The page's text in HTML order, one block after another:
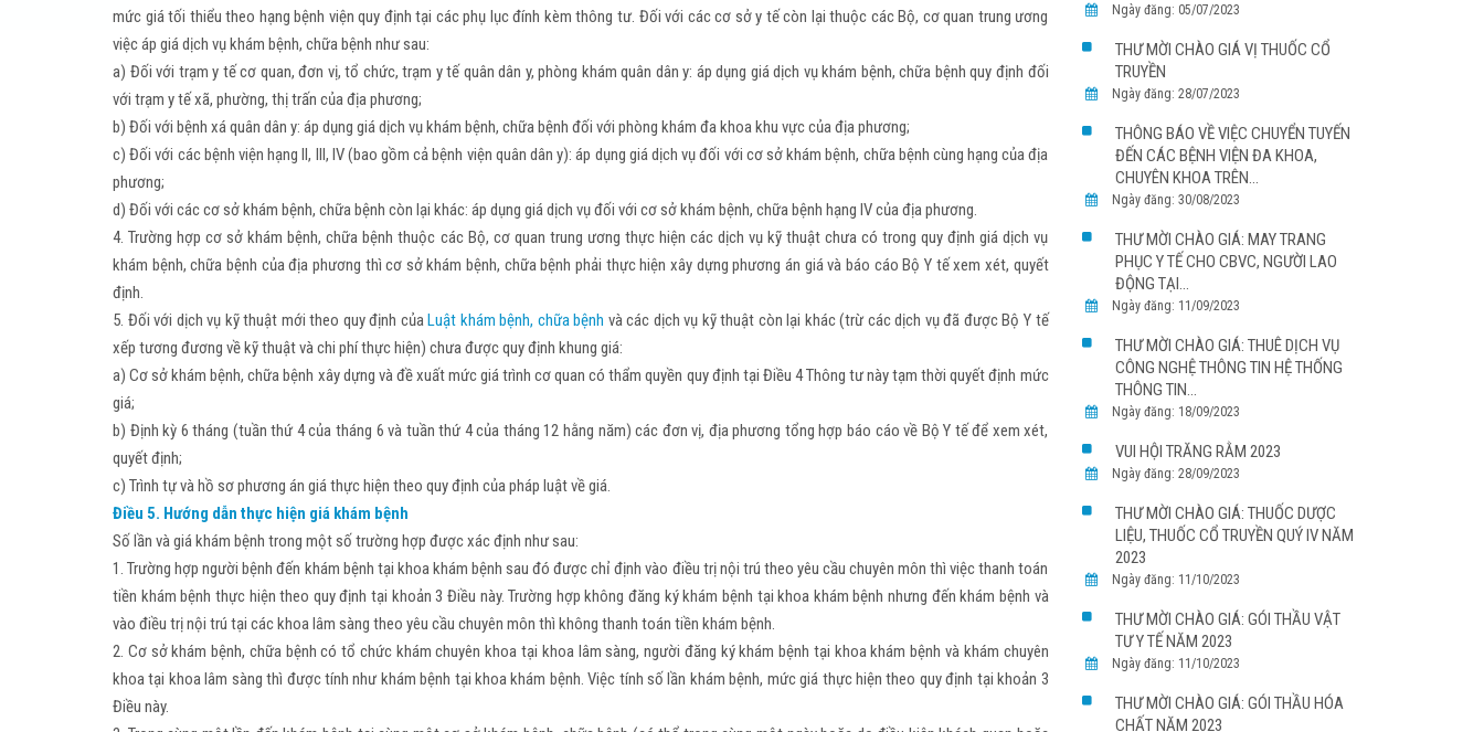
mức giá tối thiểu theo hạng bệnh viện quy định tại các phụ lục đính kèm thông tư. Đối với các cơ sở y tế còn lại thuộc các Bộ, cơ quan trung ương
việc áp giá dịch vụ khám bệnh, chữa bệnh như sau:
a) Đối với trạm y tế cơ quan, đơn vị, tổ chức, trạm y tế quân dân y, phòng khám quân dân y: áp dụng giá dịch vụ khám bệnh, chữa bệnh quy định đối
với trạm y tế xã, phường, thị trấn của địa phương;
b) Đối với bệnh xá quân dân y: áp dụng giá dịch vụ khám bệnh, chữa bệnh đối với phòng khám đa khoa khu vực của địa phương;
c) Đối với các bệnh viện hạng II, III, IV (bao gồm cả bệnh viện quân dân y): áp dụng giá dịch vụ đối với cơ sở khám bệnh, chữa bệnh cùng hạng của địa
phương;
d) Đối với các cơ sở khám bệnh, chữa bệnh còn lại khác: áp dụng giá dịch vụ đối với cơ sở khám bệnh, chữa bệnh hạng IV của địa phương.
4. Trường hợp cơ sở khám bệnh, chữa bệnh thuộc các Bộ, cơ quan trung ương thực hiện các dịch vụ kỹ thuật chưa có trong quy định giá dịch vụ
khám bệnh, chữa bệnh của địa phương thì cơ sở khám bệnh, chữa bệnh phải thực hiện xây dựng phương án giá và báo cáo Bộ Y tế xem xét, quyết
định.
5. Đối với dịch vụ kỹ thuật mới theo quy định củaLuật khám bệnh, chữa bệnh và các dịch vụ kỹ thuật còn lại khác (trừ các dịch vụ đã được Bộ Y tế
xếp tương đương về kỹ thuật và chi phí thực hiện) chưa được quy định khung giá:
a) Cơ sở khám bệnh, chữa bệnh xây dựng và đề xuất mức giá trình cơ quan có thẩm quyền quy định tại Điều 4 Thông tư này tạm thời quyết định mức
giá;
b) Định kỳ 6 tháng (tuần thứ 4 của tháng 6 và tuần thứ 4 của tháng 12 hằng năm) các đơn vị, địa phương tổng hợp báo cáo về Bộ Y tế để xem xét,
quyết định;
c) Trình tự và hồ sơ phương án giá thực hiện theo quy định của pháp luật về giá.
Điều 5. Hướng dẫn thực hiện giá khám bệnh
Số lần và giá khám bệnh trong một số trường hợp được xác định như sau:
1. Trường hợp người bệnh đến khám bệnh tại khoa khám bệnh sau đó được chỉ định vào điều trị nội trú theo yêu cầu chuyên môn thì việc thanh toán
tiền khám bệnh thực hiện theo quy định tại khoản 3 Điều này. Trường hợp không đăng ký khám bệnh tại khoa khám bệnh nhưng đến khám bệnh và
vào điều trị nội trú tại các khoa lâm sàng theo yêu cầu chuyên môn thì không thanh toán tiền khám bệnh.
2. Cơ sở khám bệnh, chữa bệnh có tổ chức khám chuyên khoa tại khoa lâm sàng, người đăng ký khám bệnh tại khoa khám bệnh và khám chuyên
khoa tại khoa lâm sàng thì được tính như khám bệnh tại khoa khám bệnh. Việc tính số lần khám bệnh, mức giá thực hiện theo quy định tại khoản 3
Điều này.
Ngày đăng: 05/07/2023
THƯ MỜI CHÀO GIÁ VỊ THUỐC CỔ
TRUYỀN
Ngày đăng: 28/07/2023
THÔNG BÁO VỀ VIỆC CHUYỂN TUYẾN
ĐẾN CÁC BỆNH VIỆN ĐA KHOA,
CHUYÊN KHOA TRÊN...
Ngày đăng: 30/08/2023
THƯ MỜI CHÀO GIÁ: MAY TRANG
PHỤC Y TẾ CHO CBVC, NGƯỜI LAO
ĐỘNG TẠI...
Ngày đăng: 11/09/2023
THƯ MỜI CHÀO GIÁ: THUÊ DỊCH VỤ
CÔNG NGHỆ THÔNG TIN HỆ THỐNG
THÔNG TIN...
Ngày đăng: 18/09/2023
VUI HỘI TRĂNG RẰM 2023
Ngày đăng: 28/09/2023
THƯ MỜI CHÀO GIÁ: THUỐC DƯỢC
LIỆU, THUỐC CỔ TRUYỀN QUÝ IV NĂM
2023
Ngày đăng: 11/10/2023
THƯ MỜI CHÀO GIÁ: GÓI THẦU VẬT
TƯ Y TẾ NĂM 2023
Ngày đăng: 11/10/2023
THƯ MỜI CHÀO GIÁ: GÓI THẦU HÓA
CHẤT NĂM 2023